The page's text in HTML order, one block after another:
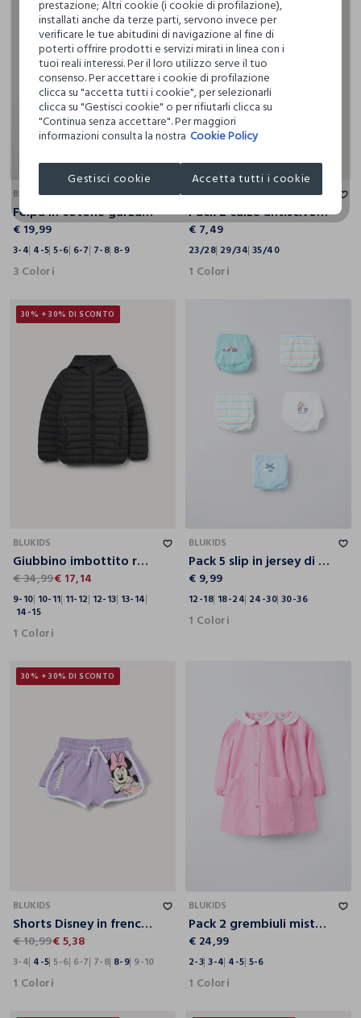
4-5 5-6 6-7 7-8 8-9
BLUKIDS
Felpa in cotone garzato stretch bambina
€ 19,99
3-4 4-5 5-6 6-7 7-8 8-9
3 Colori
23/28 29/34 35/40
BLUKIDS
Pack 2 calze antiscivolo in spugna misto cotone
€ 7,49
23/28 29/34 35/40
1 Colori
30% + 30% DI SCONTO
BLUKIDS
Giubbino imbottito ragazzo
€ 34,99€ 17,14
9-10 10-11 11-12 12-13 13-14
14-15
1 Colori
BLUKIDS
Pack 5 slip in jersey di puro cotone
€ 9,99
12-18 18-24 24-30 30-36
1 Colori
30% + 30% DI SCONTO
BLUKIDS
Shorts Disney in french terry misto cotone bambina
€ 10,99€ 5,38
3-4 4-5 5-6 6-7 7-8 8-9 9-10
1 Colori
BLUKIDS
Pack 2 grembiuli misto cotone
€ 24,99
2-3 3-4 4-5 5-6
1 Colori
prestazione; Altri cookie (i cookie di profilazione),
installati anche da terze parti, servono invece per
verificare le tue abitudini di navigazione al fine di
poterti offrire prodotti e servizi mirati in linea con i
tuoi reali interessi. Per il loro utilizzo serve il tuo
consenso. Per accettare i cookie di profilazione
clicca su "accetta tutti i cookie", per selezionarli
clicca su "Gestisci cookie" o per rifiutarli clicca su
"Continua senza accettare". Per maggiori
informazioni consulta la nostra Cookie Policy
Gestisci cookie Accetta tutti i cookie